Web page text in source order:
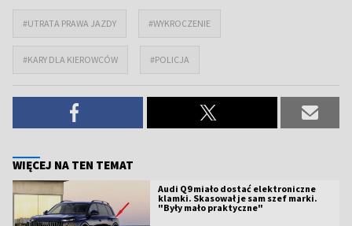
#UTRATA PRAWA JAZDY #WYKROCZENIE
#KARY DLA KIEROWCÓW #POLICJA
WIĘCEJ NA TEN TEMAT
Audi Q9 miało dostać elektroniczne
klamki. Skasował je sam szef marki.
"Były mało praktyczne"